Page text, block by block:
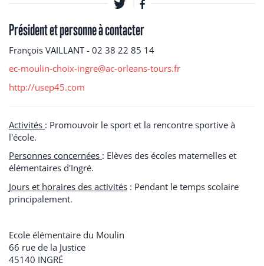
Président et personne à contacter
François VAILLANT - 02 38 22 85 14
ec-moulin-choix-ingre@ac-orleans-tours.fr
http://usep45.com
Activités : Promouvoir le sport et la rencontre sportive à
l'école.
Personnes concernées : Elèves des écoles maternelles et
élémentaires d'Ingré.
Jours et horaires des activités : Pendant le temps scolaire
principalement.
Ecole élémentaire du Moulin
66 rue de la Justice
45140 INGRÉ